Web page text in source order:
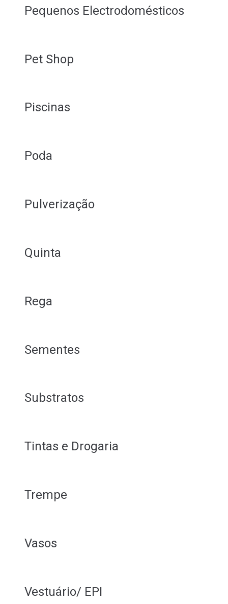
Pequenos Electrodomésticos
Pet Shop
Piscinas
Poda
Pulverização
Quinta
Rega
Sementes
Substratos
Tintas e Drogaria
Trempe
Vasos
Vestuário/ EPI